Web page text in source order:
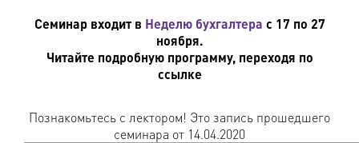
Семинар входит в Неделю бухгалтера с 17 по 27
ноября.
Читайте подробную программу, переходя по
ссылке
Познакомьтесь с лектором! Это запись прошедшего
семинара от 14.04.2020